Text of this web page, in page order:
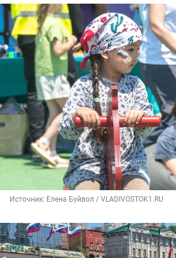
Источник: Елена Буйвол / VLADIVOSTOK1.RU